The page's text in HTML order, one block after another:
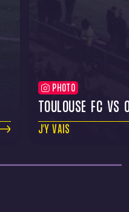
PHOTO
TOULOUSE FC VS
J'Y VAIS